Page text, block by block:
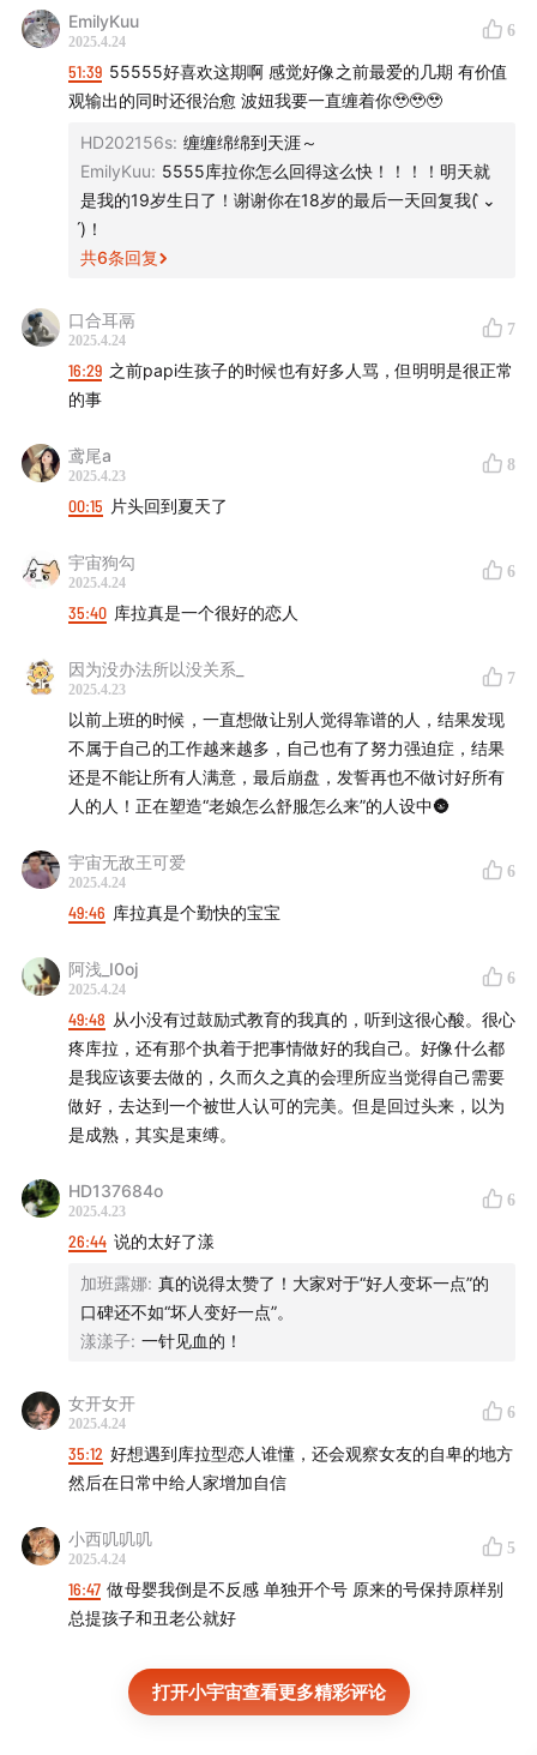
EmilyKuu
2025.4.24
6
51:39 55555好喜欢这期啊 感觉好像之前最爱的几期 有价值
观输出的同时还很治愈 波妞我要一直缠着你🥹🥹🥹
HD202156s: 缠缠绵绵到天涯～
EmilyKuu: 5555库拉你怎么回得这么快！！！！明天就
是我的19岁生日了！谢谢你在18岁的最后一天回复我( ̀⌄
́)！
共6条回复
口合耳鬲
2025.4.24
7
16:29 之前papi生孩子的时候也有好多人骂，但明明是很正常
的事
鸢尾a
2025.4.23
8
00:15 片头回到夏天了
宇宙狗勾
2025.4.24
6
35:40 库拉真是一个很好的恋人
因为没办法所以没关系_
2025.4.23
7
以前上班的时候，一直想做让别人觉得靠谱的人，结果发现
不属于自己的工作越来越多，自己也有了努力强迫症，结果
还是不能让所有人满意，最后崩盘，发誓再也不做讨好所有
人的人！正在塑造“老娘怎么舒服怎么来”的人设中🌚
宇宙无敌王可爱
2025.4.24
6
49:46 库拉真是个勤快的宝宝
阿浅_I0oj
2025.4.24
6
49:48 从小没有过鼓励式教育的我真的，听到这很心酸。很心
疼库拉，还有那个执着于把事情做好的我自己。好像什么都
是我应该要去做的，久而久之真的会理所应当觉得自己需要
做好，去达到一个被世人认可的完美。但是回过头来，以为
是成熟，其实是束缚。
HD137684o
2025.4.23
6
26:44 说的太好了漾
加班露娜: 真的说得太赞了！大家对于“好人变坏一点”的
口碑还不如“坏人变好一点”。
漾漾子: 一针见血的！
女开女开
2025.4.24
6
35:12 好想遇到库拉型恋人谁懂，还会观察女友的自卑的地方
然后在日常中给人家增加自信
小西叽叽叽
2025.4.24
5
16:47 做母婴我倒是不反感 单独开个号 原来的号保持原样别
总提孩子和丑老公就好
打开小宇宙查看更多精彩评论